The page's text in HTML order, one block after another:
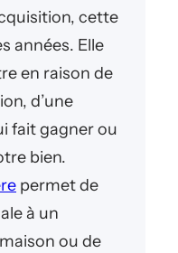
cette
années. Elle
en raison de
d’une
fait gagner ou
bien.
permet de
à un
ou de